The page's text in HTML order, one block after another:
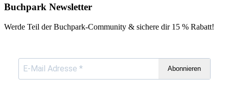
Buchpark Newsletter
Werde Teil der Buchpark-Community & sichere dir 15 % Rabatt!
Abonnieren